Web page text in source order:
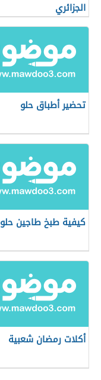
الجزائري
تحضير أطباق حلو
كيفية طبخ طاجين حلو
أكلات رمضان شعبية